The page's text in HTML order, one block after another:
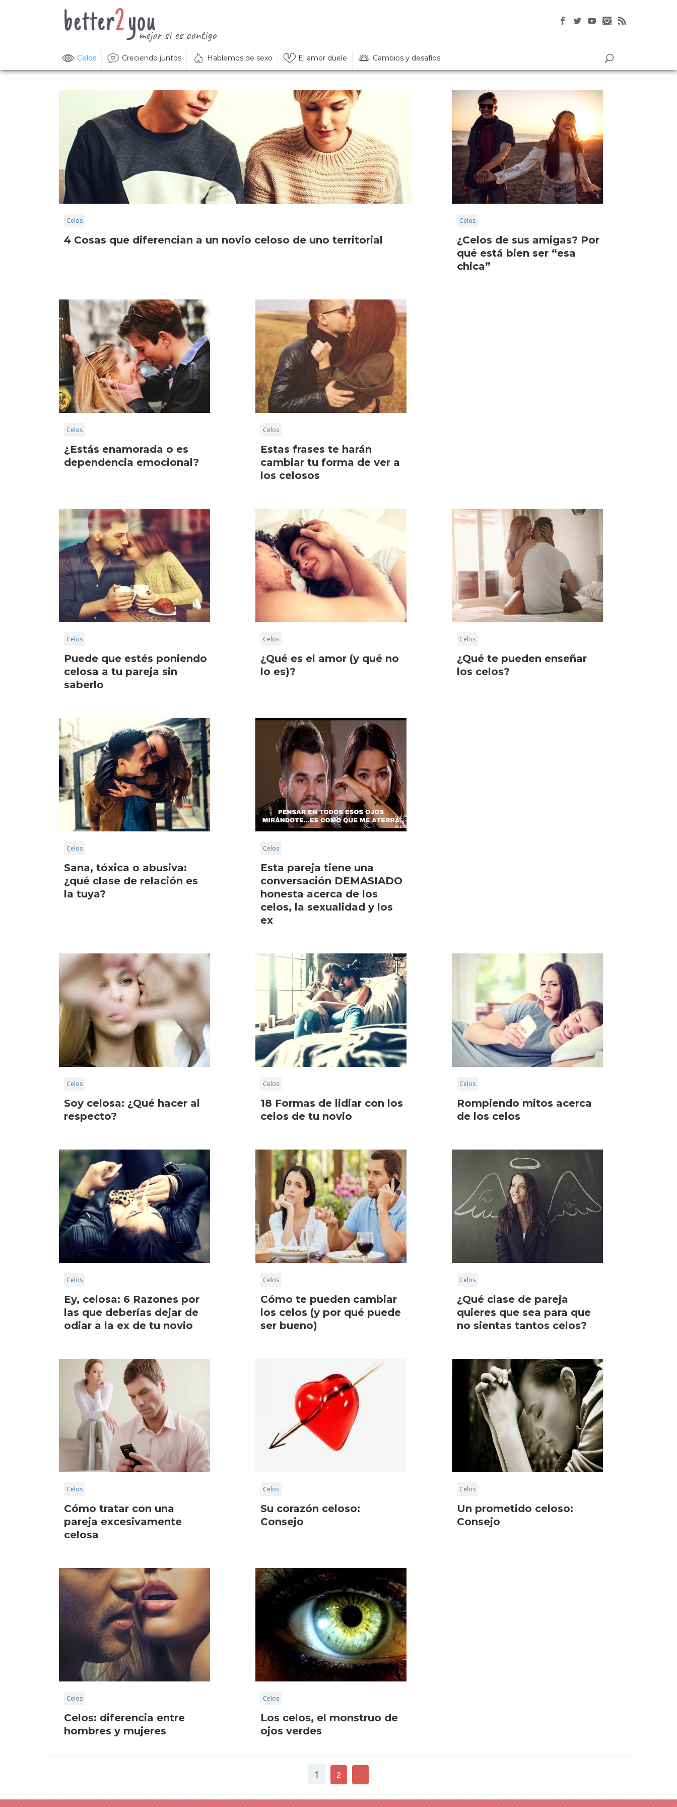
Celos Creciendo juntos Hablemos de sexo El amor duele Cambios y desafíos
Celos
4 Cosas que diferencian a un novio celoso de uno territorial
Celos
¿Celos de sus amigas? Por
qué está bien ser “esa
chica”
Celos
¿Estás enamorada o es
dependencia emocional?
Celos
Estas frases te harán
cambiar tu forma de ver a
los celosos
Celos
Puede que estés poniendo
celosa a tu pareja sin
saberlo
Celos
¿Qué es el amor (y qué no
lo es)?
Celos
¿Qué te pueden enseñar
los celos?
Celos
Sana, tóxica o abusiva:
¿qué clase de relación es
la tuya?
Celos
Esta pareja tiene una
conversación DEMASIADO
honesta acerca de los
celos, la sexualidad y los
ex
Celos
Soy celosa: ¿Qué hacer al
respecto?
Celos
18 Formas de lidiar con los
celos de tu novio
Celos
Rompiendo mitos acerca
de los celos
Celos
Ey, celosa: 6 Razones por
las que deberías dejar de
odiar a la ex de tu novio
Celos
Cómo te pueden cambiar
los celos (y por qué puede
ser bueno)
Celos
¿Qué clase de pareja
quieres que sea para que
no sientas tantos celos?
Celos
Cómo tratar con una
pareja excesivamente
celosa
Celos
Su corazón celoso:
Consejo
Celos
Un prometido celoso:
Consejo
Celos
Celos: diferencia entre
hombres y mujeres
Celos
Los celos, el monstruo de
ojos verdes
1 2 »